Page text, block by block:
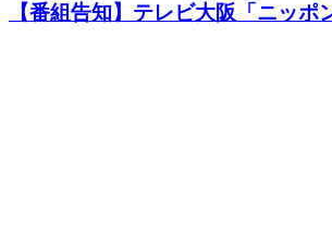
【番組告知】テレビ大阪「ニッポ